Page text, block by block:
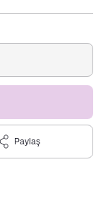
Paylaş